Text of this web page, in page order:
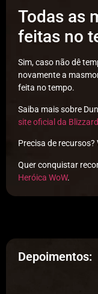
Todas as
feitas no
Sim, caso não dê
novamente a
feita no tempo.
Saiba mais sobre
site oficial da Blizzard
Precisa de
Quer conquistar
Heróica WoW.
Depoimentos: